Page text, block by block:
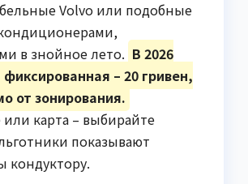
Volvo или подобные
в знойное лето. В 2026
– 20 гривен,
от зонирования.
карта – выбирайте
показывают
кондуктору.